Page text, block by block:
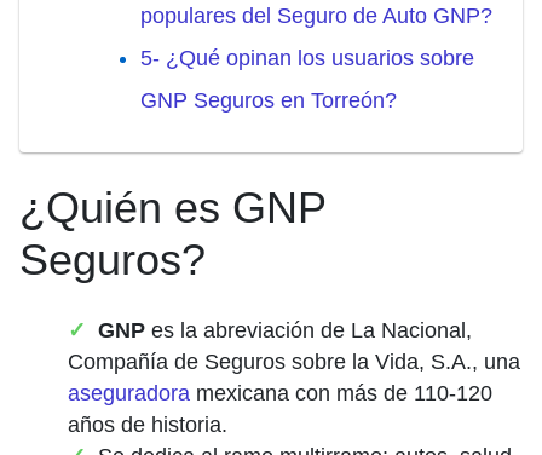
populares del Seguro de Auto GNP?
5- ¿Qué opinan los usuarios sobre
GNP Seguros en Torreón?
¿Quién es GNP
Seguros?
GNP es la abreviación de La Nacional,
Compañía de Seguros sobre la Vida, S.A., una
aseguradora mexicana con más de 110-120
años de historia.